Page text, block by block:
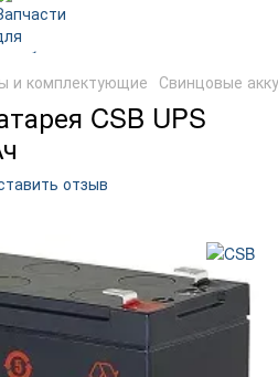
и комплектующие Свинцовые
CSB UPS
отзыв